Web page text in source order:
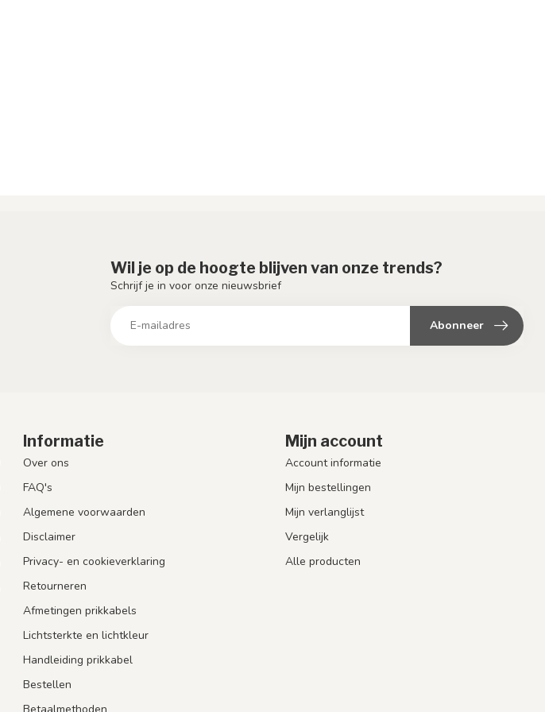
Wil je op de hoogte blijven van onze trends?
Schrijf je in voor onze nieuwsbrief
Abonneer
Informatie
Over ons
FAQ's
Algemene voorwaarden
Disclaimer
Privacy- en cookieverklaring
Retourneren
Afmetingen prikkabels
Lichtsterkte en lichtkleur
Handleiding prikkabel
Bestellen
Mijn account
Account informatie
Mijn bestellingen
Mijn verlanglijst
Vergelijk
Alle producten